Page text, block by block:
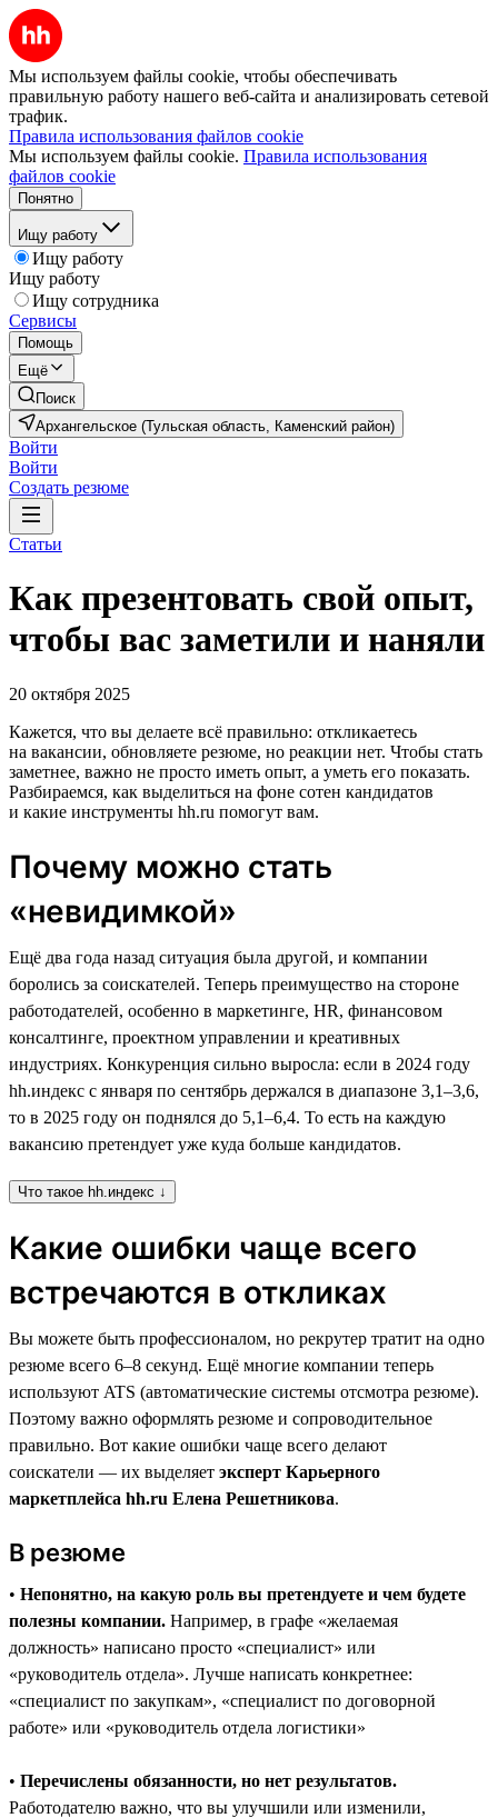
Мы используем файлы cookie, чтобы обеспечивать
правильную работу нашего веб-сайта и анализировать сетевой
трафик.
Правила использования файлов cookie
Мы используем файлы cookie. Правила использования
файлов cookie
Понятно
Ищу работу
Ищу работу
Ищу работу
Ищу сотрудника
Сервисы
Помощь
Ещё
Поиск
Архангельское (Тульская область, Каменский район)
Войти
Войти
Создать резюме
Статьи
Как презентовать свой опыт,
чтобы вас заметили и наняли
20 октября 2025
Кажется, что вы делаете всё правильно: откликаетесь
на вакансии, обновляете резюме, но реакции нет. Чтобы стать
заметнее, важно не просто иметь опыт, а уметь его показать.
Разбираемся, как выделиться на фоне сотен кандидатов
и какие инструменты hh.ru помогут вам.
Почему можно стать
«невидимкой»
Ещё два года назад ситуация была другой, и компании
боролись за соискателей. Теперь преимущество на стороне
работодателей, особенно в маркетинге, HR, финансовом
консалтинге, проектном управлении и креативных
индустриях. Конкуренция сильно выросла: если в 2024 году
hh.индекс с января по сентябрь держался в диапазоне 3,1–3,6,
то в 2025 году он поднялся до 5,1–6,4. То есть на каждую
вакансию претендует уже куда больше кандидатов.
Что такое hh.индекс ↓
Какие ошибки чаще всего
встречаются в откликах
Вы можете быть профессионалом, но рекрутер тратит на одно
резюме всего 6–8 секунд. Ещё многие компании теперь
используют ATS (автоматические системы отсмотра резюме).
Поэтому важно оформлять резюме и сопроводительное
правильно. Вот какие ошибки чаще всего делают
соискатели — их выделяет эксперт Карьерного
маркетплейса hh.ru Елена Решетникова.
В резюме
• Непонятно, на какую роль вы претендуете и чем будете
полезны компании. Например, в графе «желаемая
должность» написано просто «специалист» или
«руководитель отдела». Лучше написать конкретнее:
«специалист по закупкам», «специалист по договорной
работе» или «руководитель отдела логистики»
• Перечислены обязанности, но нет результатов.
Работодателю важно, что вы улучшили или изменили,